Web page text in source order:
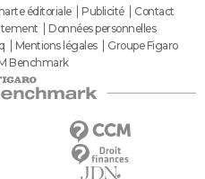
éditoriale Publicité
Contact
Données personnelles
Mentions légales
Groupe Figaro
Benchmark